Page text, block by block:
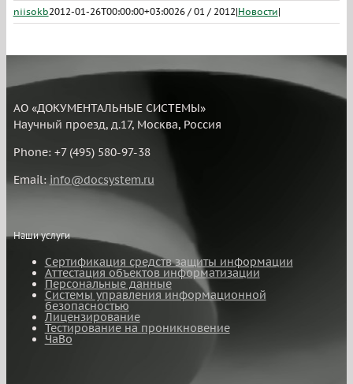
niisokb2012-01-26T00:00:00+03:0026 / 01 / 2012|Новости|
АО «ДОКУМЕНТАЛЬНЫЕ СИСТЕМЫ»
Научный проезд, д.17, Москва, Россия
Phone: +7 (495) 580-97-38
Email: info@docsystem.ru
Наши услуги
Сертификация средств защиты информации
Аттестация объектов информатизации
Персональные данные
Системы управления информационной
безопасностью
Лицензирование
Тестирование на проникновение
ЧаВо